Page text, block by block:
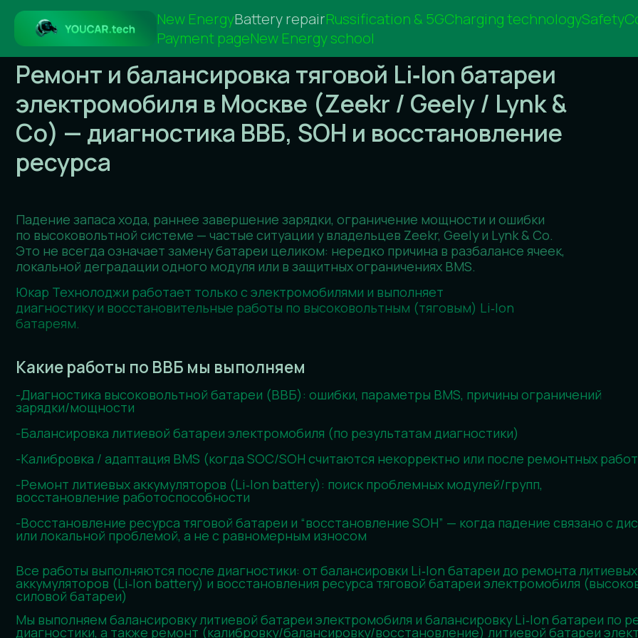
New EnergyBattery repairRussification & 5GCharging technologySafety
Payment pageNew Energy school
Юкар Технолоджи работает только с электромобилями и выполняет
диагностику и восстановительные работы по высоковольтным (тяговым) Li‑Ion
батареям.
Какие работы по ВВБ мы выполняем
Все работы выполняются после диагностики: от балансировки Li‑Ion батареи до ремонта литиевых
аккумуляторов (Li‑Ion battery) и восстановления ресурса тяговой батареи электромобиля (высоковольтной/
силовой батареи)
диагностики, а также ремонт (калибровку/балансировку/восстановление) литиевой батареи электромобиля.
зависимости от состояния ВВБ возможны ремонт литиевых аккумуляторов (Li‑Ion battery), восстановление
ресурса тяговой батареи электромобиля (высоковольтной/силовой батареи) и корректное восстановление
SOH Li‑ion battery — когда причина в дисбалансе или локальной неисправности, а не в равномерном износе.
зарядки/мощности
-Балансировка литиевой батареи электромобиля (по результатам диагностики)
-Калибровка / адаптация BMS (когда SOC/SOH считаются некорректно или после ремонтных работ)
-Ремонт литиевых аккумуляторов (Li‑Ion battery): поиск проблемных модулей/групп,
восстановление работоспособности
-Восстановление ресурса тяговой батареи и “восстановление SOH” — когда падение связано с дисбалансом
или локальной проблемой, а не с равномерным износом
Это не всегда означает замену батареи целиком: нередко причина в разбалансе ячеек,
локальной деградации одного модуля или в защитных ограничениях BMS.
Ремонт и балансировка тяговой Li‑Ion батареи
электромобиля в Москве (Zeekr / Geely / Lynk &
Co) — диагностика ВВБ, SOH и восстановление
ресурса